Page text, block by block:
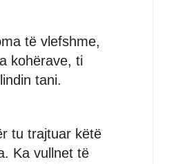
të vlefshme,
kohërave, ti
tani.
tu trajtuar këtë
Ka vullnet të